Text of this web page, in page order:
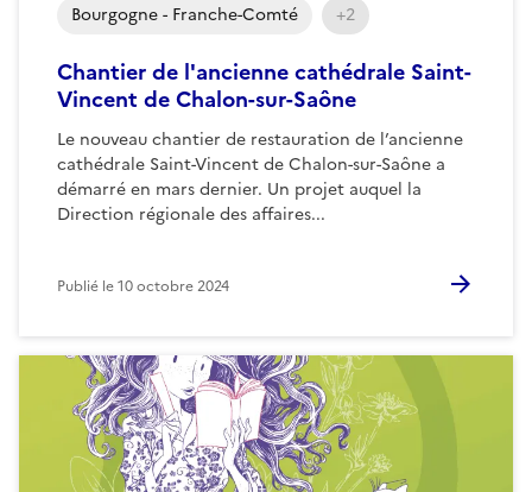
Chantier de l'ancienne cathédrale Saint-
Vincent de Chalon-sur-Saône
Le nouveau chantier de restauration de l’ancienne
cathédrale Saint-Vincent de Chalon-sur-Saône a
démarré en mars dernier. Un projet auquel la
Direction régionale des affaires...
Bourgogne - Franche-Comté +2
Publié le10 octobre 2024